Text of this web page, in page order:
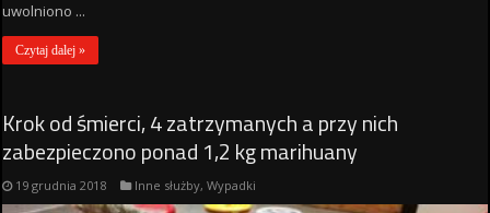
uwolniono ...
Czytaj dalej »
Krok od śmierci, 4 zatrzymanych a przy nich
zabezpieczono ponad 1,2 kg marihuany
19 grudnia 2018 Inne służby,Wypadki